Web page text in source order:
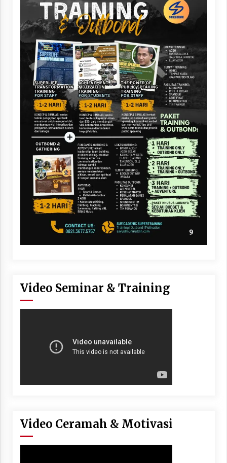
Video Seminar & Training
Video Ceramah & Motivasi